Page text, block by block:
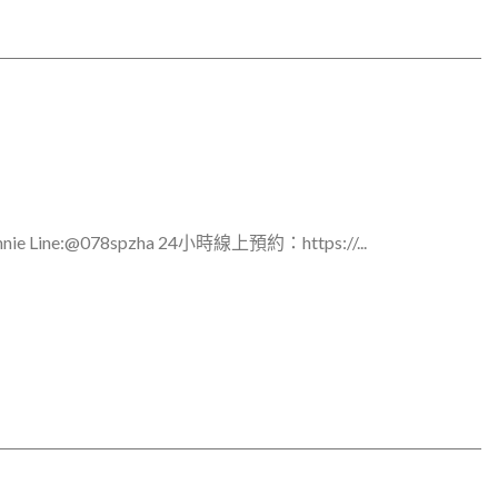
Line:@078spzha 24小時線上預約：https://...